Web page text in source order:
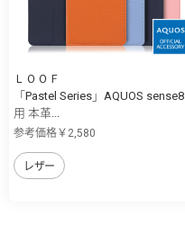
ＬＯＯＦ
「Pastel Series」AQUOS sense8
用 本革...
参考価格￥2,580
レザー